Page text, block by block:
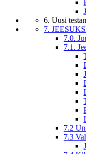
6. Uusi
7.
7.0.
7.1.
7.2
7.3